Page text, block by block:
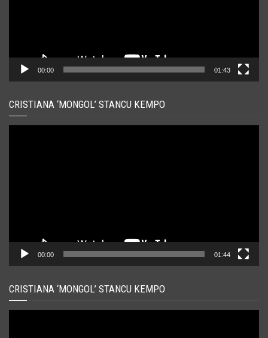
00:00 01:43
CRISTIANA ‘MONGOL’ STANCU KEMPO
00:00 01:44
CRISTIANA ‘MONGOL’ STANCU KEMPO